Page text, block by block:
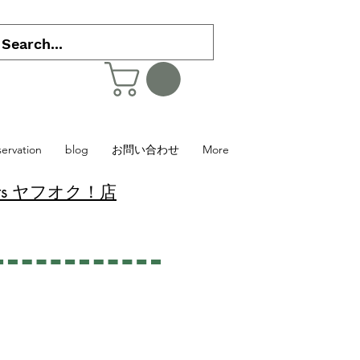
blog お問い合わせ More
ヤフオク！店